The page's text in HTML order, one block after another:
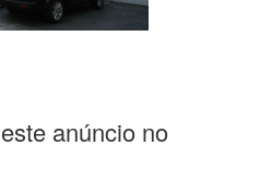
anúncio no